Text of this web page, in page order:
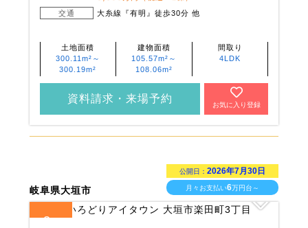
交通
大糸線『有明』徒歩30分 他
土地面積
300.11m²～
300.19m²
建物面積
105.57m²～
108.06m²
間取り
4LDK
資料請求・来場予約
お気に入り登録
岐阜県大垣市
公開日：2026年7月30日
月々お支払い6万円台～
3